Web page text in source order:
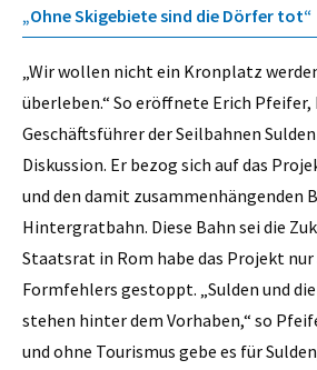
„Ohne Skigebiete sind die Dörfer tot“
„Wir wollen nicht ein Kronplatz
überleben.“ So eröffnete Erich Pfeifer,
Geschäftsführer der Seilbahnen
Diskussion. Er bezog sich auf das
und den damit zusammenhängenden
Hintergratbahn. Diese Bahn sei die
Staatsrat in Rom habe das Projekt
Formfehlers gestoppt. „Sulden und
stehen hinter dem Vorhaben,“ so
und ohne Tourismus gebe es für